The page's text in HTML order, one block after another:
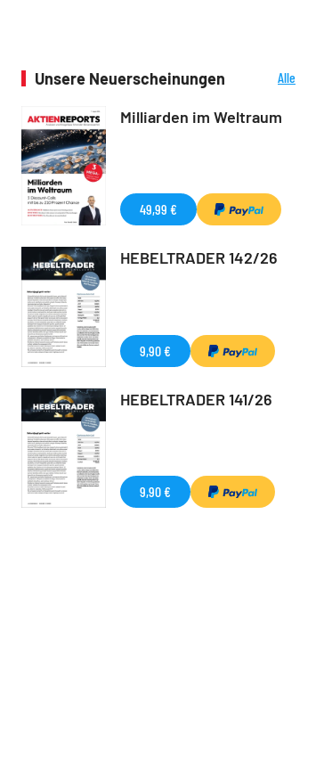
Unsere Neuerscheinungen
Alle
Milliarden im Weltraum
49,99 €
HEBELTRADER 142/26
9,90 €
HEBELTRADER 141/26
9,90 €